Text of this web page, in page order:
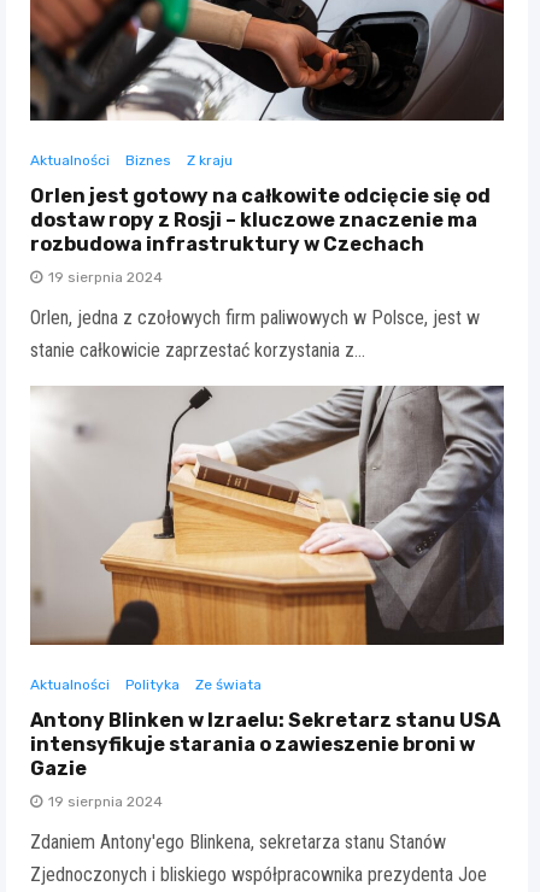
Aktualności Biznes Z kraju
Orlen jest gotowy na całkowite odcięcie się od
dostaw ropy z Rosji – kluczowe znaczenie ma
rozbudowa infrastruktury w Czechach
19 sierpnia 2024
Orlen, jedna z czołowych firm paliwowych w Polsce, jest w
stanie całkowicie zaprzestać korzystania z…
Aktualności Polityka Ze świata
Antony Blinken w Izraelu: Sekretarz stanu USA
intensyfikuje starania o zawieszenie broni w
Gazie
19 sierpnia 2024
Zdaniem Antony'ego Blinkena, sekretarza stanu Stanów
Zjednoczonych i bliskiego współpracownika prezydenta Joe